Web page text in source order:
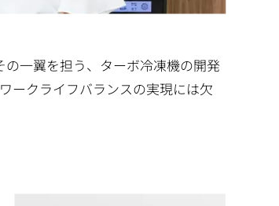
一翼を担う、ターボ冷凍機の開発
ークライフバランスの実現には欠